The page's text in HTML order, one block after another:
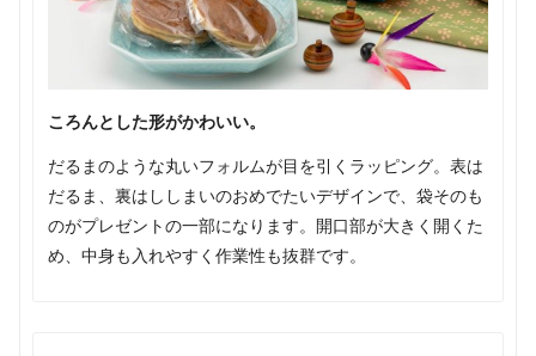
ころんとした形がかわいい。
だるまのような丸いフォルムが目を引くラッピング。表は
だるま、裏はししまいのおめでたいデザインで、袋そのも
のがプレゼントの一部になります。開口部が大きく開くた
め、中身も入れやすく作業性も抜群です。